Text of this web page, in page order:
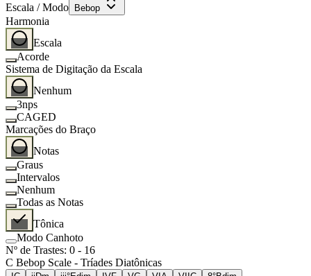
Escala / Modo Bebop
Harmonia
Escala
Acorde
Sistema de Digitação da Escala
Nenhum
3nps
CAGED
Marcações do Braço
Notas
Graus
Intervalos
Nenhum
Todas as Notas
Tônica
Modo Canhoto
Nº de Trastes: 0 - 16
C Bebop Scale - Tríades Diatônicas